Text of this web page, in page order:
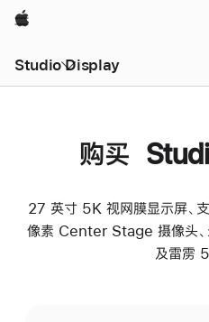
Apple
Studio Display
购买
27 英寸 5K 视网膜显示屏、
像素 Center Stage 摄像头、
及雷雳 5